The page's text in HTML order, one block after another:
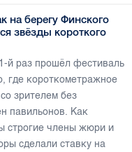
на берегу Финского
звёзды короткого
й раз прошёл фестиваль
где короткометражное
зрителем без
павильонов. Как
строгие члены жюри и
сделали ставку на